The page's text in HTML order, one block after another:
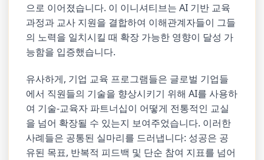
으로 이어졌습니다. 이 이니셔티브는 AI 기반 교육
과정과 교사 지원을 결합하여 이해관계자들이 그들
의 노력을 일치시킬 때 확장 가능한 영향이 달성 가
능함을 입증했습니다.
유사하게, 기업 교육 프로그램들은 글로벌 기업들
에서 직원들의 기술을 향상시키기 위해 AI를 사용하
여 기술-교육자 파트너십이 어떻게 전통적인 교실
을 넘어 확장될 수 있는지 보여주었습니다. 이러한
사례들은 공통된 실마리를 드러냅니다: 성공은 공
유된 목표, 반복적 피드백 및 단순 참여 지표를 넘어